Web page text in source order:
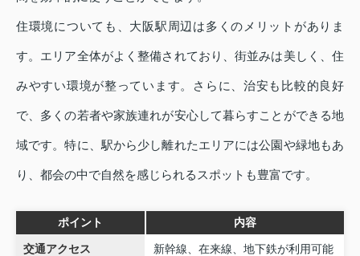
住環境についても、大阪駅周辺は多くのメリットがありま
す。エリア全体がよく整備されており、街並みは美しく、住
みやすい環境が整っています。さらに、治安も比較的良好
で、多くの若者や家族連れが安心して暮らすことができる地
域です。特に、駅から少し離れたエリアには公園や緑地もあ
り、都会の中で自然を感じられるスポットも豊富です。
ポイント 内容
交通アクセス 新幹線、在来線、地下鉄が利用可能